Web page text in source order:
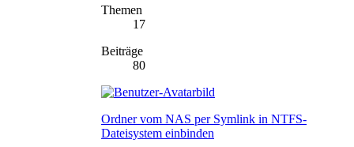
Themen
17
Beiträge
80
Ordner vom NAS per Symlink in NTFS-
Dateisystem einbinden